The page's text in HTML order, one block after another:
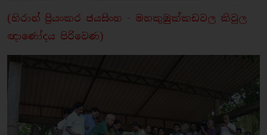
(හිරාන් ප්‍රියංකර ජයසිංහ - මහකුඹුක්කඩවල කිවුල
ඥාණෝදය පිරිවෙණ)